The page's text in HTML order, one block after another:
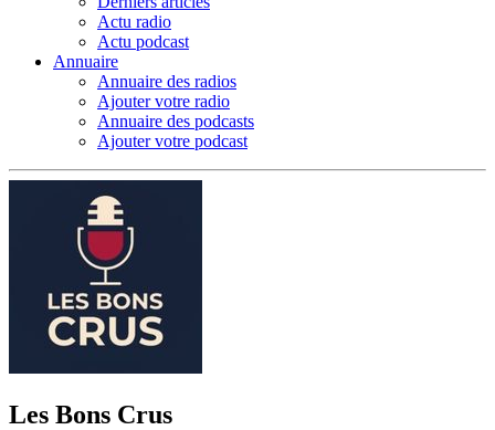
Actu radio
Actu podcast
Annuaire
Annuaire des radios
Ajouter votre radio
Annuaire des podcasts
Ajouter votre podcast
Les Bons Crus